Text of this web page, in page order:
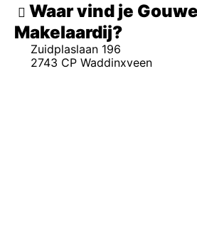
Waar vind je
Makelaardij
Zuidplaslaan 196
2743 CP Waddinxveen